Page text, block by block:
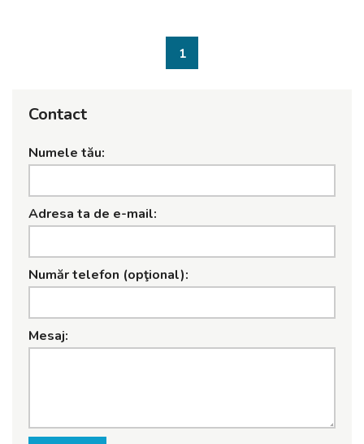
через високу конкуренцію...
1
Contact
Numele tău:
Adresa ta de e-mail:
Număr telefon (opţional):
Mesaj: